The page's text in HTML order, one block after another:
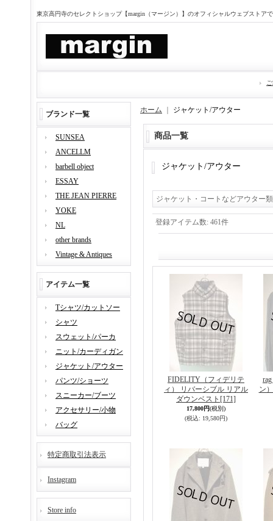
東京高円寺のセレクトショップ【margin（マージン）】のオフィシャルウェブストア
ブランド一覧
SUNSEA
ANCELLM
barbell object
ESSAY
THE JEAN PIERRE
YOKE
NL
other brands
Vintage & Antiques
アイテム一覧
Tシャツ/カットソー
シャツ
スウェット/パーカ
ニット/カーディガン
ジャケット/アウター
パンツ/ショーツ
スニーカー/ブーツ
アクセサリー/小物
バッグ
特定商取引法表示
Instagram
Store info
ホーム ジャケット/アウター
商品一覧
ジャケット/アウター
ジャケット・コートなどアウター
登録アイテム数: 461件
FIDELITY（フィデリテ
ィ） リバーシブル リアル
ダウンベスト [171]
17,800円(税別)
(税込: 19,580円)
ン